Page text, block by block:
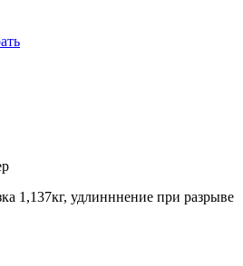
1,137кг, удлинннение при разрыве